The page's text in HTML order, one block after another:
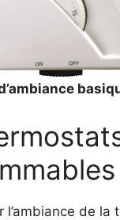
l’ambiance de la